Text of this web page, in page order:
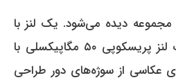
مجموعه دیده می‌شود. یک لنز با
زوم اپتیکال ۳ برابر و یک لنز پریسکوپی ۵۰ مگاپیکسلی با
برابر که برای عکاسی از سوژه‌های دور طراحی